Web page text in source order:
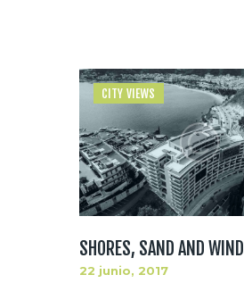
CITY VIEWS
SHORES, SAND AND WIND
22 junio, 2017